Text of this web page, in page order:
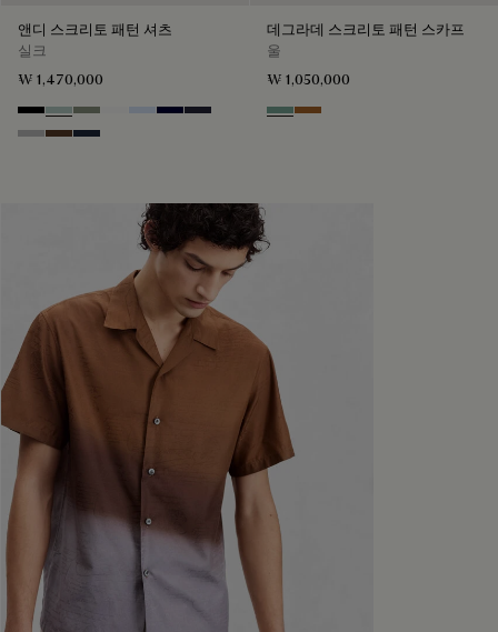
앤디 스크리토 패턴 셔츠
실크
₩ 1,470,000
NoirDuck Egg
Slate Green
Blanc Optique
Sky Blue
Nero Blue
Cold Night Blue
Icy Grey
Earth Brown
Blue Indigo
데그라데 스크리토 패턴 스카프
울
₩ 1,050,000
EmeraldTobacco